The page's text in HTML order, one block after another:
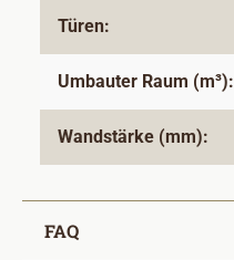
Türen:
Umbauter Raum (m³):
Wandstärke (mm):
FAQ